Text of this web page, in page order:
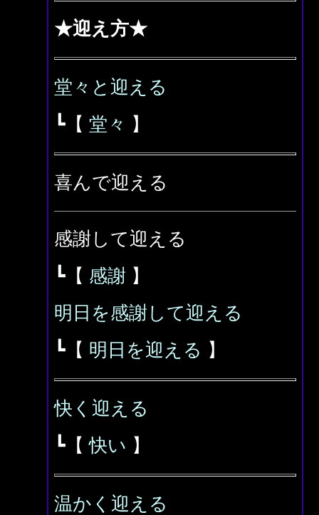
★迎え方★
堂々と迎える
┗【 堂々 】
喜んで迎える
感謝して迎える
┗【 感謝 】
明日を感謝して迎える
┗【 明日を迎える 】
快く迎える
┗【快い 】
温かく迎える